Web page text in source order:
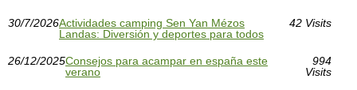
30/7/2026Actividades camping Sen Yan Mézos
Landas: Diversión y deportes para todos
42 Visits
26/12/2025Consejos para acampar en españa este
verano
994
Visits